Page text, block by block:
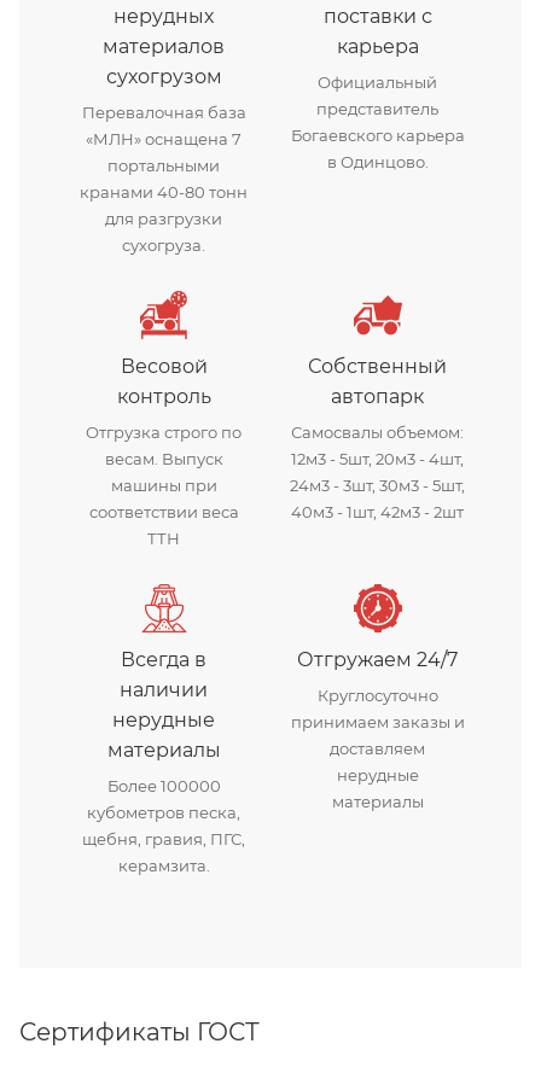
нерудных
материалов
сухогрузом
Перевалочная база
«МЛН» оснащена 7
портальными
кранами 40-80 тонн
для разгрузки
сухогруза.
поставки с
карьера
Официальный
представитель
Богаевского карьера
в Одинцово.
Весовой
контроль
Отгрузка строго по
весам. Выпуск
машины при
соответствии веса
ТТН
Собственный
автопарк
Самосвалы объемом:
12м3 - 5шт, 20м3 - 4шт,
24м3 - 3шт, 30м3 - 5шт,
40м3 - 1шт, 42м3 - 2шт
Всегда в
наличии
нерудные
материалы
Более 100000
кубометров песка,
щебня, гравия, ПГС,
керамзита.
Отгружаем 24/7
Круглосуточно
принимаем заказы и
доставляем
нерудные
материалы
Сертификаты ГОСТ